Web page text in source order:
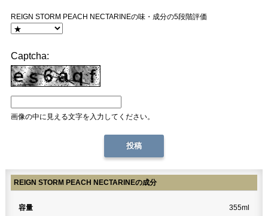
REIGN STORM PEACH NECTARINEの味・成分の5段階評価
Captcha:
画像の中に見える文字を入力してください。
REIGN STORM PEACH NECTARINEの成分
容量
355ml